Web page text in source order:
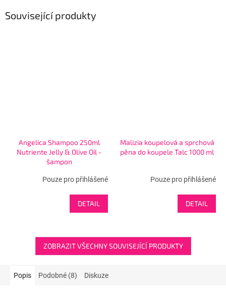
Související produkty
Angelica Shampoo 250ml
Nutriente Jelly & Olive Oil -
šampon
Pouze pro přihlášené
DETAIL
Malizia koupelová a sprchová
pěna do koupele Talc 1000 ml
Pouze pro přihlášené
DETAIL
ZOBRAZIT VŠECHNY SOUVISEJÍCÍ PRODUKTY
Popis Podobné (8) Diskuze